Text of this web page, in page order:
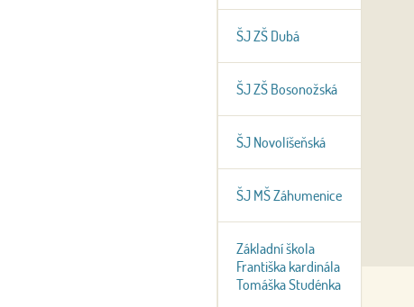
ŠJ ZŠ Dubá
ŠJ ZŠ Bosonožská
ŠJ Novolíšeňská
ŠJ MŠ Záhumenice
Základní škola
Františka kardinála
Tomáška Studénka